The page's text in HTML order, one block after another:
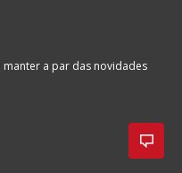
manter a par das novidades